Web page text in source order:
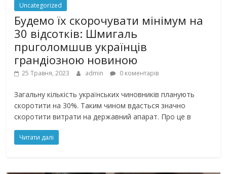
Uncategorized
Будемо їх скорочувати мінімум на
30 відсотків: Шмигаль
прuголомшuв українців
грaндіoзнoю новиною
25 Травня, 2023 admin 0 коментарів
Загальну кількість українських чиновників планують
скоротити на 30%. Таким чином вдасться значно
скоротити витрати на державний апарат. Про це в
Читати далі